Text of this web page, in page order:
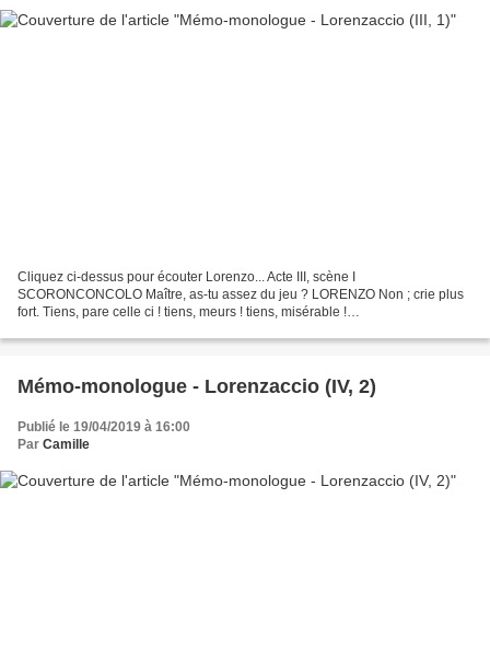
Cliquez ci-dessus pour écouter Lorenzo... Acte III, scène I
SCORONCONCOLO Maître, as-tu assez du jeu ? LORENZO Non ; crie plus
fort. Tiens, pare celle ci ! tiens, meurs ! tiens, misérable !
Mémo-monologue - Lorenzaccio (IV, 2)
Publié le 19/04/2019 à 16:00
Par Camille